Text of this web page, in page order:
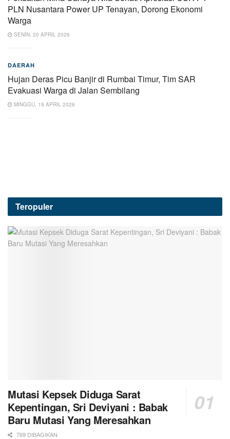
PLN Nusantara Power UP Tenayan, Dorong Ekonomi
Warga
SENIN, 20 APRIL 2026
DAERAH
Hujan Deras Picu Banjir di Rumbai Timur, Tim SAR
Evakuasi Warga di Jalan Sembilang
MINGGU, 19 APRIL 2026
Teropuler
Mutasi Kepsek Diduga Sarat
Kepentingan, Sri Deviyani : Babak
Baru Mutasi Yang Meresahkan
769 DIBAGIKAN